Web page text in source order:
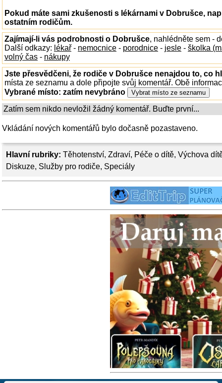
Hlavní rubriky: Těhotenství, Zdraví, Péče o dítě, Výchova
Diskuze, Služby pro rodiče, Speciály
Pokud máte sami zkušenosti s lékárnami v Dobrušce,
ostatním rodičům.
Zajímají-li vás podrobnosti o Dobrušce, nahlédněte sem -
Další odkazy: lékař - nemocnice - porodnice - jesle - školka
volný čas - nákupy
Jste přesvědčeni, že rodiče v Dobrušce nenajdou to, co
místa ze seznamu a dole připojte svůj komentář. Obě
Vybrané místo: zatím nevybráno
Zatím sem nikdo nevložil žádný komentář. Buďte první...
Vkládání nových komentářů bylo dočasně pozastaveno.